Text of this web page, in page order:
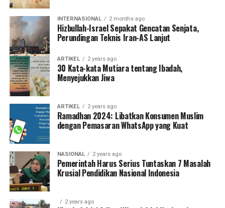
INTERNASIONAL 2 months ago
Hizbullah-Israel Sepakat Gencatan Senjata,
Perundingan Teknis Iran-AS Lanjut
ARTIKEL 2 years ago
30 Kata-kata Mutiara tentang Ibadah,
Menyejukkan Jiwa
ARTIKEL 2 years ago
Ramadhan 2024: Libatkan Konsumen Muslim
dengan Pemasaran WhatsApp yang Kuat
NASIONAL 2 years ago
Pemerintah Harus Serius Tuntaskan 7 Masalah
Krusial Pendidikan Nasional Indonesia
2 years ago